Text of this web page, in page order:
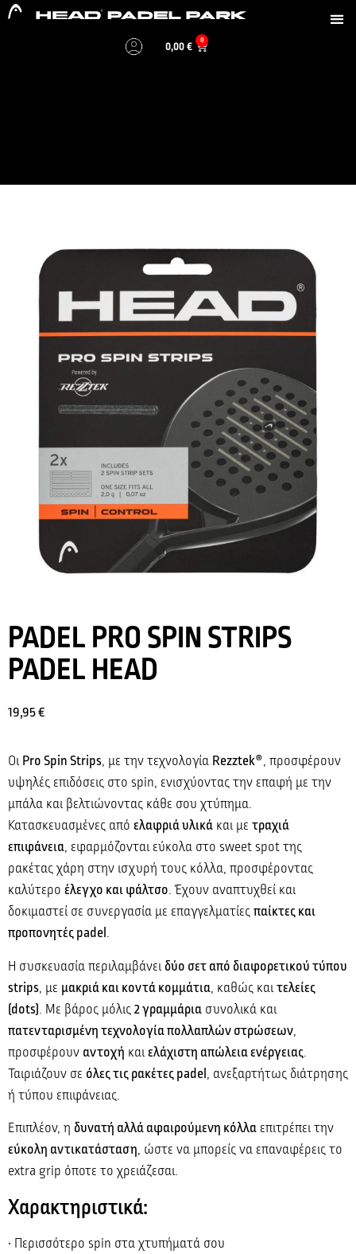
0,00€ 0
PADEL PRO SPIN STRIPS
PADEL HEAD
19,95€
Οι Pro Spin Strips, με την τεχνολογία Rezztek®, προσφέρουν
υψηλές επιδόσεις στο spin, ενισχύοντας την επαφή με την
μπάλα και βελτιώνοντας κάθε σου χτύπημα.
Κατασκευασμένες από ελαφριά υλικά και με τραχιά
επιφάνεια, εφαρμόζονται εύκολα στο sweet spot της
ρακέτας χάρη στην ισχυρή τους κόλλα, προσφέροντας
καλύτερο έλεγχο και φάλτσο. Έχουν αναπτυχθεί και
δοκιμαστεί σε συνεργασία με επαγγελματίεςπαίκτες και
προπονητές padel.
Η συσκευασία περιλαμβάνει δύο σετ από διαφορετικού τύπου
strips, με μακριά και κοντά κομμάτια, καθώς καιτελείες
(dots). Με βάρος μόλις2 γραμμάρια συνολικά και
πατενταρισμένη τεχνολογία πολλαπλών στρώσεων,
προσφέρουν αντοχή καιελάχιστη απώλεια ενέργειας.
Ταιριάζουν σε όλες τις ρακέτες padel, ανεξαρτήτως διάτρησης
ή τύπου επιφάνειας.
Επιπλέον, η δυνατή αλλά αφαιρούμενη κόλλα επιτρέπει την
εύκολη αντικατάσταση, ώστε να μπορείς να επαναφέρεις το
extra grip όποτε το χρειάζεσαι.
Χαρακτηριστικά:
• Περισσότερο spin στα χτυπήματά σου